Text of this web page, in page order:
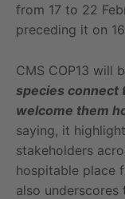
from 17 to 22
preceding it on
CMS COP13 will
species connect
welcome them
saying, it
stakeholders
hospitable place
also